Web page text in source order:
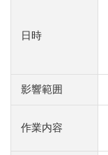
日時
影響範囲
作業内容